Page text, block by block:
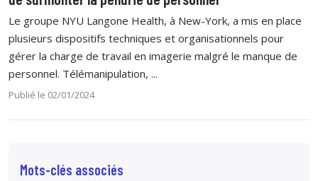
Le groupe NYU Langone Health, à New-York, a mis en place
plusieurs dispositifs techniques et organisationnels pour
gérer la charge de travail en imagerie malgré le manque de
personnel. Télémanipulation, ...
Publié le 02/01/2024
Mots-clés associés